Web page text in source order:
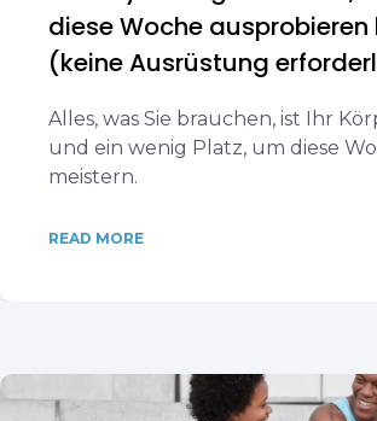
diese Woche ausprobieren
(keine Ausrüstung
Alles, was Sie brauchen, ist Ihr
und ein wenig Platz, um diese
meistern.
READ MORE